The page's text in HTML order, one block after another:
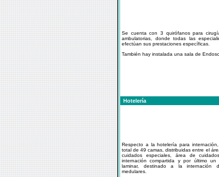
Se cuenta con 3 quirófanos para
ambulatorias, donde todas las
efectúan sus prestaciones específicas.
También hay instalada una sala de
Hotelería
Respecto a la hotelería para
total de 49 camas, distribuidas entre el
cuidados especiales, área de
internación compartida y por último
laminar, destinado a la internación
medulares.